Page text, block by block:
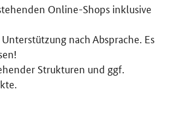
Online-Shops inklusive
nach Absprache. Es
Strukturen und ggf.